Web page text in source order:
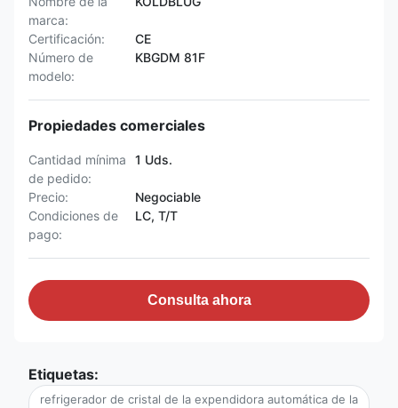
marca:
Certificación:
CE
Número de
modelo:
KBGDM 81F
Propiedades comerciales
Cantidad mínima
de pedido:
1 Uds.
Precio:
Negociable
Condiciones de
pago:
LC, T/T
Consulta ahora
Etiquetas:
refrigerador de cristal de la expendidora automática de la